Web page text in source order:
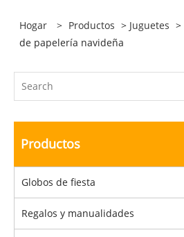
Hogar > Productos > Juguetes >
de papelería navideña
Productos
Globos de fiesta
Regalos y manualidades